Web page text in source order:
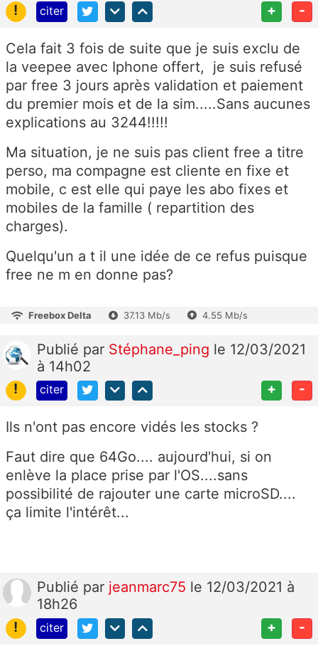
!
citer + -
Cela fait 3 fois de suite que je suis exclu de
la veepee avec Iphone offert, je suis refusé
par free 3 jours après validation et paiement
du premier mois et de la sim.....Sans aucunes
explications au 3244!!!!!
Ma situation, je ne suis pas client free a titre
perso, ma compagne est cliente en fixe et
mobile, c est elle qui paye les abo fixes et
mobiles de la famille ( repartition des
charges).
Quelqu'un a t il une idée de ce refus puisque
free ne m en donne pas?
Freebox Delta 37.13 Mb/s 4.55 Mb/s
Publié par Stéphane_ping le 12/03/2021
à 14h02
!
citer + -
Ils n'ont pas encore vidés les stocks ?
Faut dire que 64Go.... aujourd'hui, si on
enlève la place prise par l'OS....sans
possibilité de rajouter une carte microSD....
ça limite l'intérêt...
Publié par jeanmarc75 le 12/03/2021 à
18h26
!
citer + -